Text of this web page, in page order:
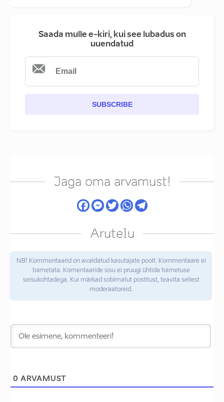
Saada mulle e-kiri, kui see lubadus on
uuendatud
SUBSCRIBE
Jaga oma arvamust!
Arutelu
NB! Kommentaarid on avaldatud kasutajate poolt. Kommentaare ei
toimetata. Komentaaride sisu ei pruugi ühtida toimetuse
seisukohtadega. Kui märkad sobimatut postitust, teavita sellest
moderaatoreid.
0 ARVAMUST